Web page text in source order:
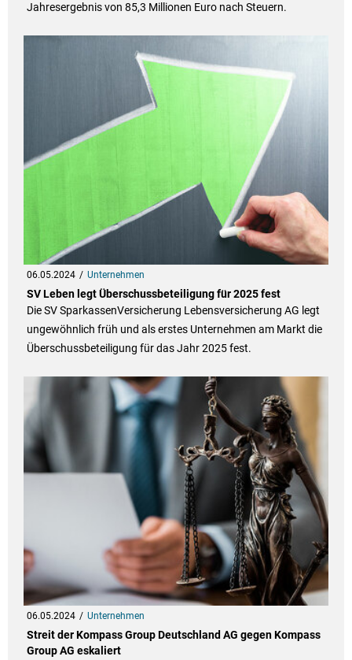
Jahresergebnis von 85,3 Millionen Euro nach Steuern.
06.05.2024 Unternehmen
SV Leben legt Überschussbeteiligung für 2025 fest
Die SV SparkassenVersicherung Lebensversicherung AG legt
ungewöhnlich früh und als erstes Unternehmen am Markt die
Überschussbeteiligung für das Jahr 2025 fest.
06.05.2024 Unternehmen
Streit der Kompass Group Deutschland AG gegen Kompass
Group AG eskaliert